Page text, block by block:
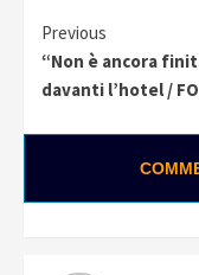
Continue
Reading
Previous
“Non è ancora
davanti l’hotel /